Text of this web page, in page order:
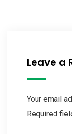
Leave a
Your email
Required